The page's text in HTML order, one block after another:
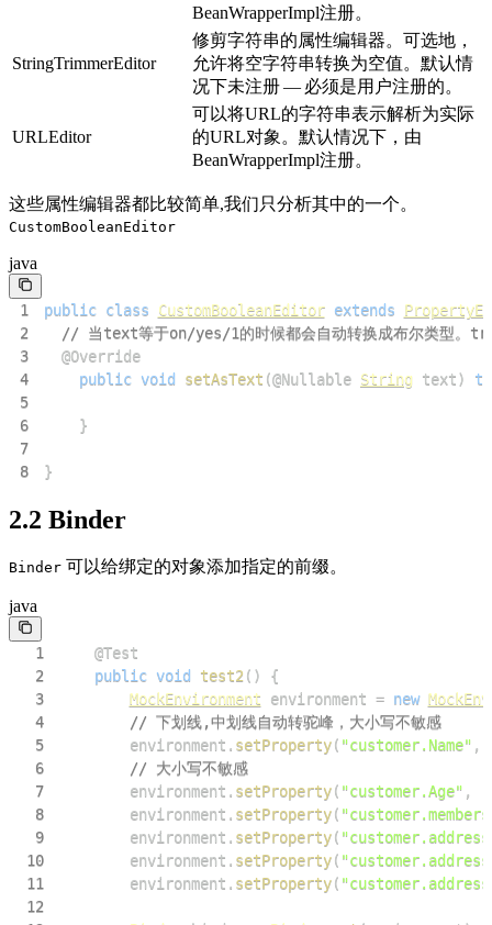
BeanWrapperImpl注册。
StringTrimmerEditor
修剪字符串的属性编辑器。可选地，
允许将空字符串转换为空值。默认情
况下未注册 — 必须是用户注册的。
URLEditor
可以将URL的字符串表示解析为实际
的URL对象。默认情况下，由
BeanWrapperImpl注册。
这些属性编辑器都比较简单,我们只分析其中的一个。
CustomBooleanEditor
java
1 public class CustomBooleanEditor extends
2
// 当text等于on/yes/1的时候都会自动转换成布尔类型。
3
@Override
4
public void setAsText (@Nullable String text)
5
6
}
7
8
}
2.2 Binder
Binder 可以给绑定的对象添加指定的前缀。
java
1
@Test
2
public void test2( )
{
3
MockEnvironment environment = new
4
// 下划线,中划线自动转驼峰，大小写不敏感
5
        environment
. setProperty( "customer.Name" ,
6
// 大小写不敏感
7
        environment
. setProperty( "customer.Age" ,
8
        environment
. setProperty(
9
        environment
. setProperty(
10
        environment
. setProperty(
11
        environment
. setProperty(
12